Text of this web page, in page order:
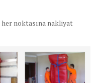
noktasına nakliyat